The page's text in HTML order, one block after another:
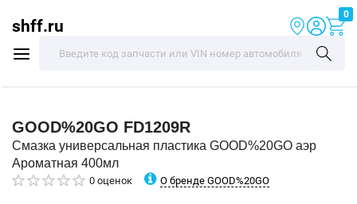
shff.ru
0
GOOD%20GO FD1209R
Смазка универсальная пластика GOOD%20GO аэр
Ароматная 400мл
0 оценок О бренде GOOD%20GO